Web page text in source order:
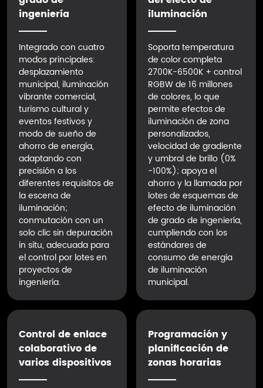
ingeniería
Integrado con cuatro
modos principales:
desplazamiento
municipal, iluminación
vibrante comercial,
turismo cultural y
eventos festivos y
modo de sueño de
ahorro de energía,
adaptando con
precisión a los
diferentes requisitos de
la escena de
iluminación;
conmutación con un
solo clic sin depuración
in situ, adecuada para
el control por lotes en
proyectos de
ingeniería.
iluminación
Soporta temperatura
de color completa
2700K-6500K + control
RGBW de 16 millones
de colores, lo que
permite efectos de
iluminación de zona
personalizados,
velocidad de gradiente
y umbral de brillo (0%
-100%); apoya el
ahorro y la llamada por
lotes de esquemas de
efecto de iluminación
de grado de ingeniería,
cumpliendo con los
estándares de
consumo de energía
de iluminación
municipal.
Control de enlace
colaborativo de
varios dispositivos
Programación y
planificación de
zonas horarias